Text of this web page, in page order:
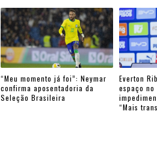
“Meu momento já foi”: Neymar
confirma aposentadoria da
Seleção Brasileira
Everton
espaço
“Mais